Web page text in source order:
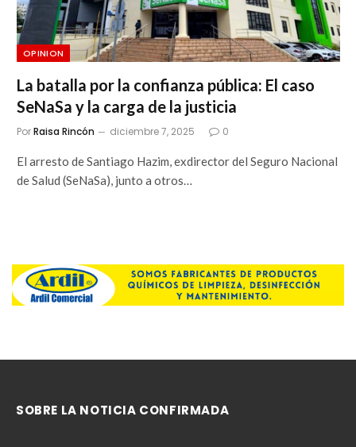
OPINION
La batalla por la confianza pública: El caso